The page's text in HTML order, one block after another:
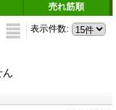
売れ筋順
表示件数:
ん